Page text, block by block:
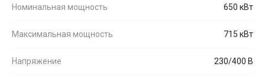
Номинальная мощность 650 кВт
Максимальная мощность 715 кВт
Напряжение 230/400 В